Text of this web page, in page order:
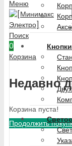
Меню
Поиск
0
Корзина
Недавно
Корзина пуста!
Продолжить